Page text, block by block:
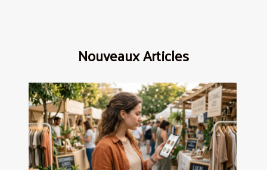
Nouveaux Articles